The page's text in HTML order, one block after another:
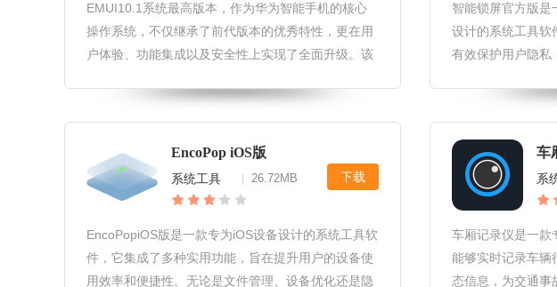
EMUI10.1系统最高版本，作为华为智能手机的核心
操作系统，不仅继承了前代版本的优秀特性，更在用
户体验、功能集成以及安全性上实现了全面升级。该
所未有的全场景智慧生活体验。EMUI10.1系统最高
版本软件功能1.全
智能锁屏官方版是
设计的系统工具软
有效保护用户隐私
定性智能锁屏官
状态下的数据安全
EncoPop iOS版
系统工具 26.72MB 下载
EncoPopiOS版是一款专为iOS设备设计的系统工具软
件，它集成了多种实用功能，旨在提升用户的设备使
用效率和便捷性。无论是文件管理、设备优化还是隐
车
系
车厢记录仪是一款
能够实时记录车辆
态信息，为交通事